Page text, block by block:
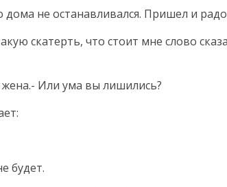
не останавливался. Пришел и
скатерть, что стоит мне слово
Или ума вы лишились?
будет.